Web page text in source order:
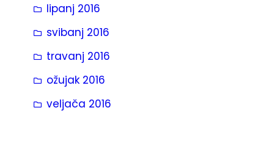
lipanj 2016
svibanj 2016
travanj 2016
ožujak 2016
veljača 2016